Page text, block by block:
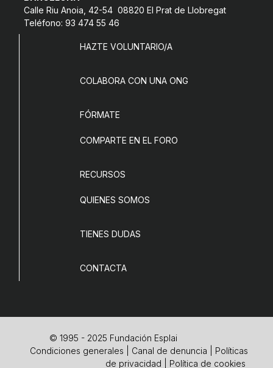
Calle Riu Anoia, 42-54 08820 El Prat de Llobregat
Teléfono: 93 474 55 46
HAZTE VOLUNTARIO/A
COLABORA CON UNA ONG
FÓRMATE
COMPARTE EN EL FORO
RECURSOS
QUIENES SOMOS
TIENES DUDAS
CONTACTA
© 1995 - 2025 Fundación Esplai
Condiciones generales
Canal de denuncia
Políticas
de privacidad
Política de cookies